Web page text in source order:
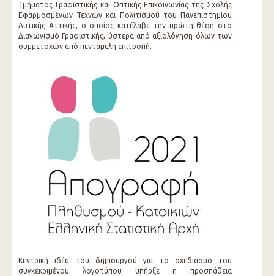
Τμήματος Γραφιστικής και Οπτικής Επικοινωνίας της Σχολής
Εφαρμοσμένων Τεχνών και Πολιτισμού του Πανεπιστημίου
Δυτικής Αττικής, ο οποίος κατέλαβε την πρώτη θέση στο
Διαγωνισμό Γραφιστικής, ύστερα από αξιολόγηση όλων των
συμμετοχών από πενταμελή επιτροπή.
Κεντρική ιδέα του δημιουργού για το σχεδιασμό του
συγκεκριμένου λογοτύπου υπήρξε η προσπάθεια